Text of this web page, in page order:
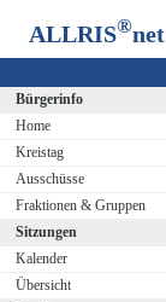
ALLRIS®net
Bürgerinfo
Home
Kreistag
Ausschüsse
Fraktionen & Gruppen
Sitzungen
Kalender
Übersicht